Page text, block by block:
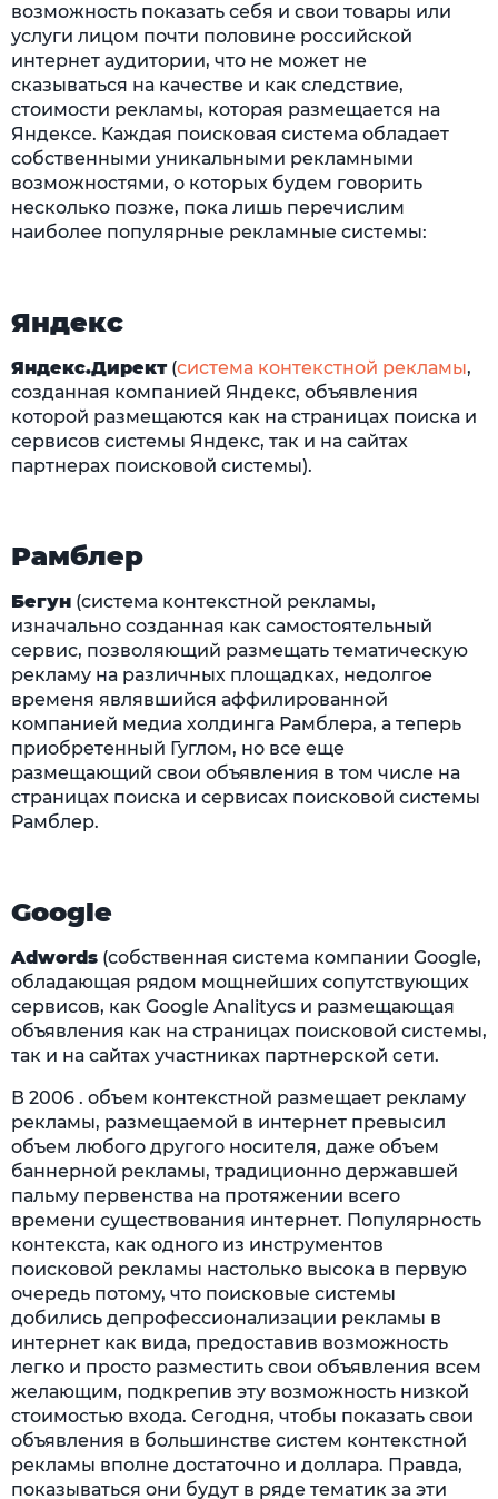
возможность показать себя и свои товары или
услуги лицом почти половине российской
интернет аудитории, что не может не
сказываться на качестве и как следствие,
стоимости рекламы, которая размещается на
Яндексе. Каждая поисковая система обладает
собственными уникальными рекламными
возможностями, о которых будем говорить
несколько позже, пока лишь перечислим
наиболее популярные рекламные системы:
Яндекс
Яндекс.Директ(система контекстной рекламы,
созданная компанией Яндекс, объявления
которой размещаются как на страницах поиска и
сервисов системы Яндекс, так и на сайтах
партнерах поисковой системы).
Рамблер
Бегун (система контекстной рекламы,
изначально созданная как самостоятельный
сервис, позволяющий размещать тематическую
рекламу на различных площадках, недолгое
временя являвшийся аффилированной
компанией медиа холдинга Рамблера, а теперь
приобретенный Гуглом, но все еще
размещающий свои объявления в том числе на
страницах поиска и сервисах поисковой системы
Рамблер.
Google
Adwords (собственная система компании Google,
обладающая рядом мощнейших сопутствующих
сервисов, как Google Analitycs и размещающая
объявления как на страницах поисковой системы,
так и на сайтах участниках партнерской сети.
В 2006 . объем контекстной размещает рекламу
рекламы, размещаемой в интернет превысил
объем любого другого носителя, даже объем
баннерной рекламы, традиционно державшей
пальму первенства на протяжении всего
времени существования интернет. Популярность
контекста, как одного из инструментов
поисковой рекламы настолько высока в первую
очередь потому, что поисковые системы
добились депрофессионализации рекламы в
интернет как вида, предоставив возможность
легко и просто разместить свои объявления всем
желающим, подкрепив эту возможность низкой
стоимостью входа. Сегодня, чтобы показать свои
объявления в большинстве систем контекстной
рекламы вполне достаточно и доллара. Правда,
показываться они будут в ряде тематик за эти